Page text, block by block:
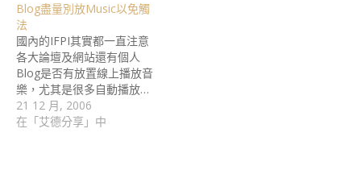
Blog盡量別放Music以免觸
法
國內的IFPI其實都一直注意
各大論壇及網站還有個人
Blog是否有放置線上播放音
樂，尤其是很多自動播放…
21 12 月, 2006
在「艾德分享」中